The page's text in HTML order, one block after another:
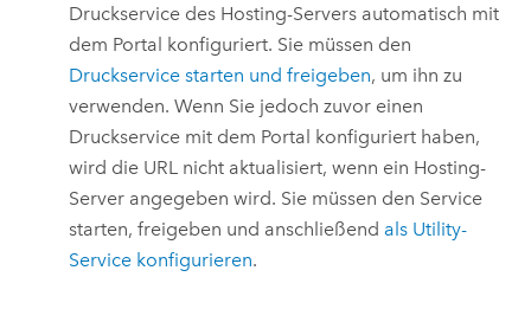
Druckservice des Hosting-Servers automatisch mit
dem Portal konfiguriert. Sie müssen den
Druckservice starten und freigeben, um ihn zu
verwenden. Wenn Sie jedoch zuvor einen
Druckservice mit dem Portal konfiguriert haben,
wird die URL nicht aktualisiert, wenn ein Hosting-
Server angegeben wird. Sie müssen den Service
starten, freigeben und anschließend als Utility-
Service konfigurieren.